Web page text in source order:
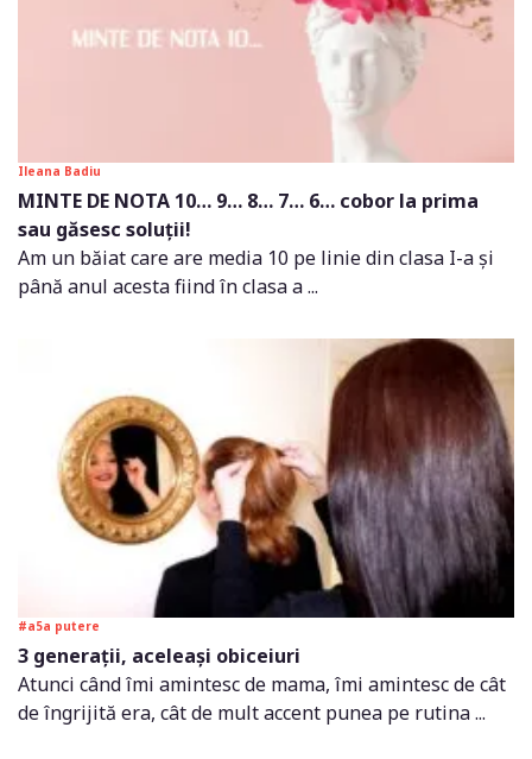
Ileana Badiu
MINTE DE NOTA 10… 9… 8… 7… 6… cobor la prima
sau găsesc soluții!
Am un băiat care are media 10 pe linie din clasa I-a și
până anul acesta fiind în clasa a ...
#a5a putere
3 generații, aceleași obiceiuri
Atunci când îmi amintesc de mama, îmi amintesc de cât
de îngrijită era, cât de mult accent punea pe rutina ...